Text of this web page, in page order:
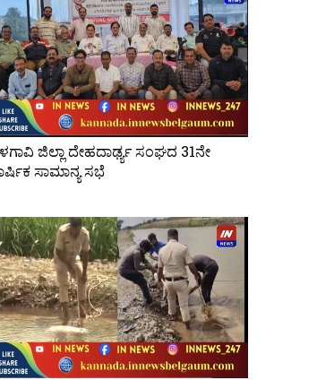
ಜಿಲ್ಲಾ ದೇಹದಾರ್ಢ್ಯ ಸಂಘದ 31ನೇ
ಸಾಮಾನ್ಯ ಸಭೆ